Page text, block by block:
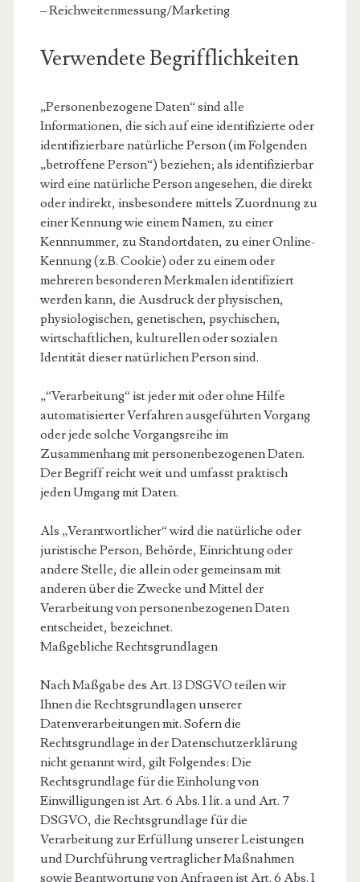
– Reichweitenmessung/Marketing
Verwendete Begrifflichkeiten
„Personenbezogene Daten“ sind alle
Informationen, die sich auf eine identifizierte oder
identifizierbare natürliche Person (im Folgenden
„betroffene Person“) beziehen; als identifizierbar
wird eine natürliche Person angesehen, die direkt
oder indirekt, insbesondere mittels Zuordnung zu
einer Kennung wie einem Namen, zu einer
Kennnummer, zu Standortdaten, zu einer Online-
Kennung (z.B. Cookie) oder zu einem oder
mehreren besonderen Merkmalen identifiziert
werden kann, die Ausdruck der physischen,
physiologischen, genetischen, psychischen,
wirtschaftlichen, kulturellen oder sozialen
Identität dieser natürlichen Person sind.
„“Verarbeitung“ ist jeder mit oder ohne Hilfe
automatisierter Verfahren ausgeführten Vorgang
oder jede solche Vorgangsreihe im
Zusammenhang mit personenbezogenen Daten.
Der Begriff reicht weit und umfasst praktisch
jeden Umgang mit Daten.
Als „Verantwortlicher“ wird die natürliche oder
juristische Person, Behörde, Einrichtung oder
andere Stelle, die allein oder gemeinsam mit
anderen über die Zwecke und Mittel der
Verarbeitung von personenbezogenen Daten
entscheidet, bezeichnet.
Maßgebliche Rechtsgrundlagen
Nach Maßgabe des Art. 13 DSGVO teilen wir
Ihnen die Rechtsgrundlagen unserer
Datenverarbeitungen mit. Sofern die
Rechtsgrundlage in der Datenschutzerklärung
nicht genannt wird, gilt Folgendes: Die
Rechtsgrundlage für die Einholung von
Einwilligungen ist Art. 6 Abs. 1 lit. a und Art. 7
DSGVO, die Rechtsgrundlage für die
Verarbeitung zur Erfüllung unserer Leistungen
und Durchführung vertraglicher Maßnahmen
sowie Beantwortung von Anfragen ist Art. 6 Abs. 1